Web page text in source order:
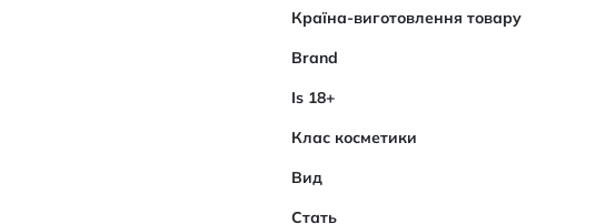
Характеристики
Країна-виготовлення товару
Brand
Is 18+
Клас косметики
Вид
Стать